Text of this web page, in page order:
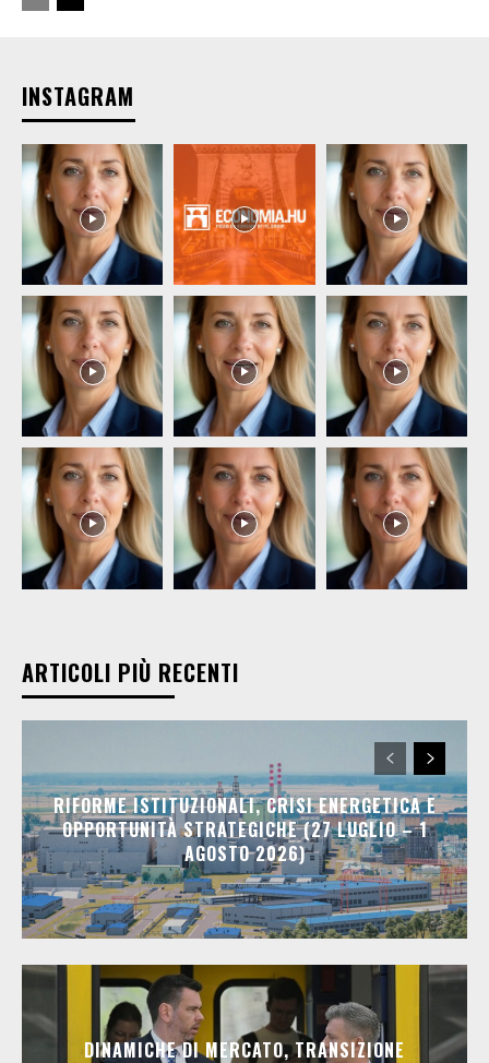
INSTAGRAM
ARTICOLI PIÙ RECENTI
RIFORME ISTITUZIONALI, CRISI ENERGETICA E
OPPORTUNITÀ STRATEGICHE (27 LUGLIO – 1
AGOSTO 2026)
DINAMICHE DI MERCATO, TRANSIZIONE